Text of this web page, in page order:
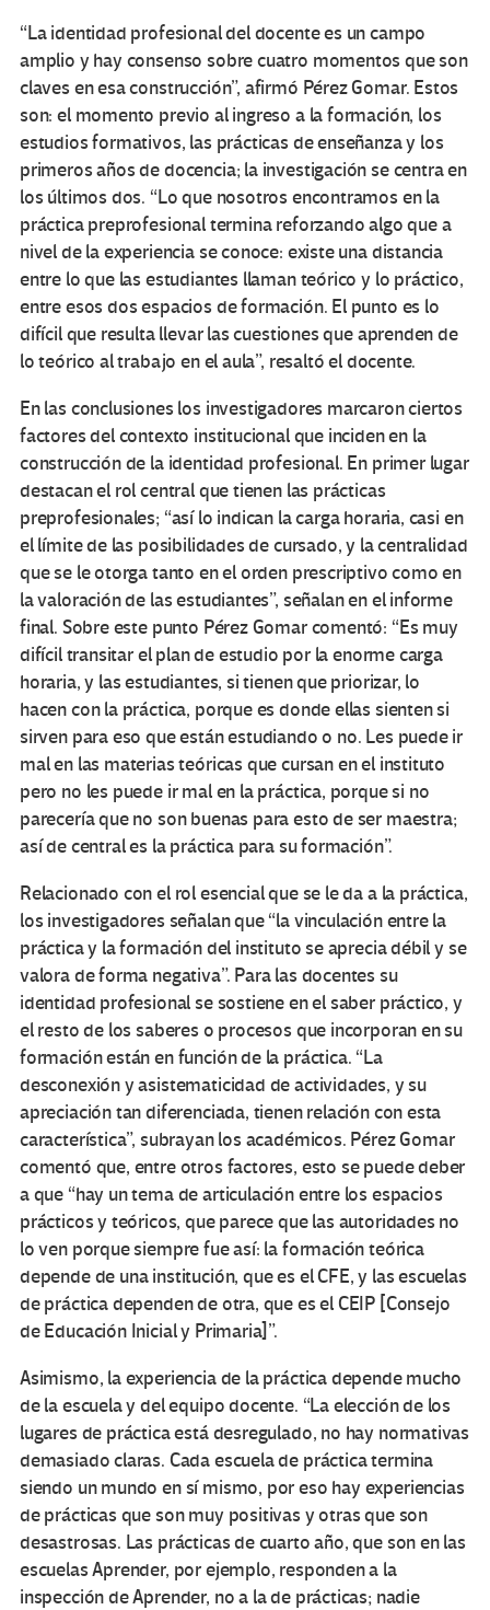
“La identidad profesional del docente es un campo
amplio y hay consenso sobre cuatro momentos que son
claves en esa construcción”, afirmó Pérez Gomar. Estos
son: el momento previo al ingreso a la formación, los
estudios formativos, las prácticas de enseñanza y los
primeros años de docencia; la investigación se centra en
los últimos dos. “Lo que nosotros encontramos en la
práctica preprofesional termina reforzando algo que a
nivel de la experiencia se conoce: existe una distancia
entre lo que las estudiantes llaman teórico y lo práctico,
entre esos dos espacios de formación. El punto es lo
difícil que resulta llevar las cuestiones que aprenden de
lo teórico al trabajo en el aula”, resaltó el docente.
En las conclusiones los investigadores marcaron ciertos
factores del contexto institucional que inciden en la
construcción de la identidad profesional. En primer lugar
destacan el rol central que tienen las prácticas
preprofesionales; “así lo indican la carga horaria, casi en
el límite de las posibilidades de cursado, y la centralidad
que se le otorga tanto en el orden prescriptivo como en
la valoración de las estudiantes”, señalan en el informe
final. Sobre este punto Pérez Gomar comentó: “Es muy
difícil transitar el plan de estudio por la enorme carga
horaria, y las estudiantes, si tienen que priorizar, lo
hacen con la práctica, porque es donde ellas sienten si
sirven para eso que están estudiando o no. Les puede ir
mal en las materias teóricas que cursan en el instituto
pero no les puede ir mal en la práctica, porque si no
parecería que no son buenas para esto de ser maestra;
así de central es la práctica para su formación”.
Relacionado con el rol esencial que se le da a la práctica,
los investigadores señalan que “la vinculación entre la
práctica y la formación del instituto se aprecia débil y se
valora de forma negativa”. Para las docentes su
identidad profesional se sostiene en el saber práctico, y
el resto de los saberes o procesos que incorporan en su
formación están en función de la práctica. “La
desconexión y asistematicidad de actividades, y su
apreciación tan diferenciada, tienen relación con esta
característica”, subrayan los académicos. Pérez Gomar
comentó que, entre otros factores, esto se puede deber
a que “hay un tema de articulación entre los espacios
prácticos y teóricos, que parece que las autoridades no
lo ven porque siempre fue así: la formación teórica
depende de una institución, que es el CFE, y las escuelas
de práctica dependen de otra, que es el CEIP [Consejo
de Educación Inicial y Primaria]”.
Asimismo, la experiencia de la práctica depende mucho
de la escuela y del equipo docente. “La elección de los
lugares de práctica está desregulado, no hay normativas
demasiado claras. Cada escuela de práctica termina
siendo un mundo en sí mismo, por eso hay experiencias
de prácticas que son muy positivas y otras que son
desastrosas. Las prácticas de cuarto año, que son en las
escuelas Aprender, por ejemplo, responden a la
inspección de Aprender, no a la de prácticas; nadie